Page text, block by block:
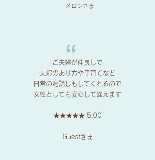
メロンさま
ご夫婦が仲良しで
夫婦のあり方や子育てなど
日常のお話しもしてくれるので
女性としても安心して通えます
★★★★★ 5.00
Guestさま
​“